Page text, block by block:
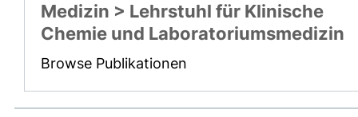
Medizin > Lehrstuhl für Klinische
Chemie und Laboratoriumsmedizin
Browse Publikationen